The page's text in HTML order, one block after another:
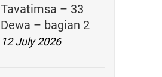
Tavatimsa – 33
Dewa – bagian 2
12 July 2026